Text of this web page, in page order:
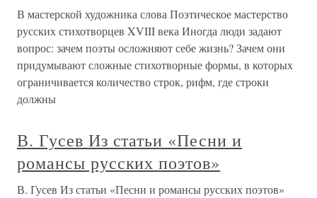
В мастерской художника слова Поэтическое мастерство
русских стихотворцев XVIII века Иногда люди задают
вопрос: зачем поэты осложняют себе жизнь? Зачем они
придумывают сложные стихотворные формы, в которых
ограничивается количество строк, рифм, где строки
должны
В. Гусев Из статьи «Песни и
романсы русских поэтов»
В. Гусев Из статьи «Песни и романсы русских поэтов»